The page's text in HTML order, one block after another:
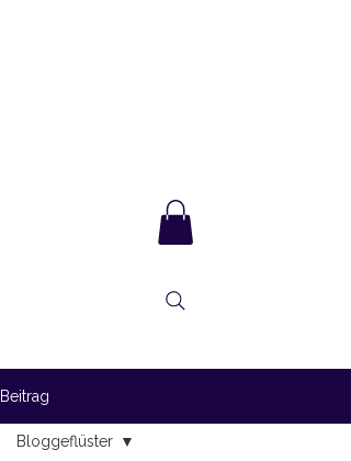
Beitrag
Bloggeflüster